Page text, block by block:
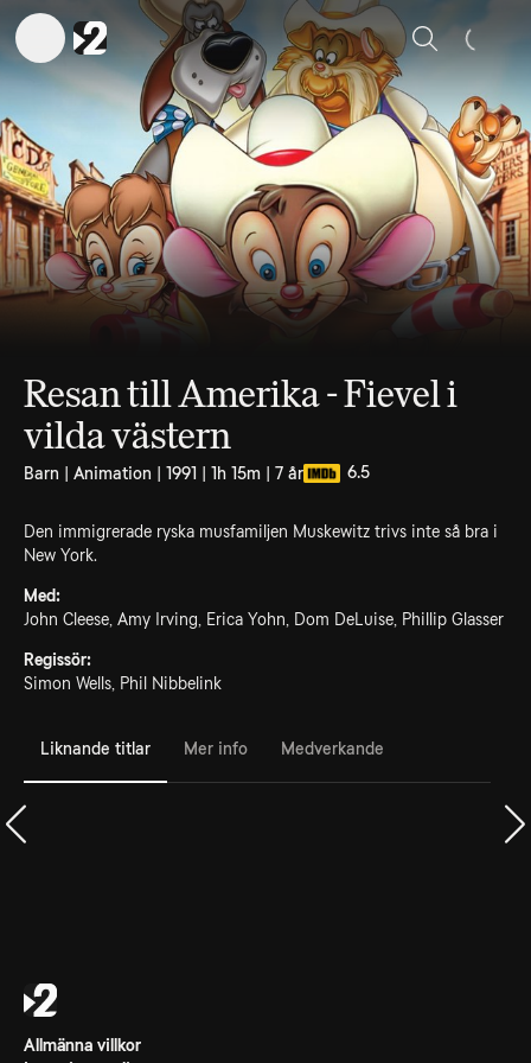
Sök
Resan till Amerika - Fievel i
vilda västern
Barn | Animation | 1991 | 1h 15m | 7 år 6.5
Den immigrerade ryska musfamiljen Muskewitz trivs inte så bra i
New York.
Med:
John Cleese, Amy Irving, Erica Yohn, Dom DeLuise, Phillip Glasser
Regissör:
Simon Wells, Phil Nibbelink
Liknande titlar Mer info Medverkande
Allmänna villkor